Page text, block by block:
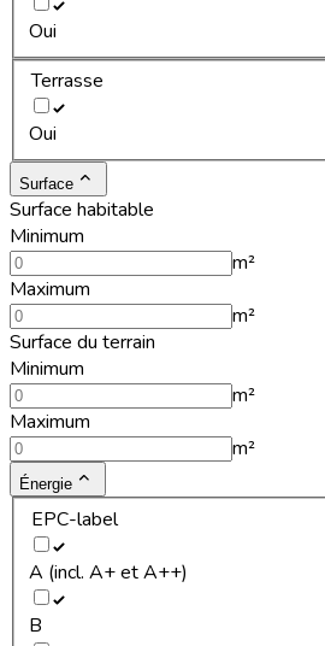
Oui
Terrasse
Oui
Surface
Surface habitable
Minimum
m²
Maximum
m²
Surface du terrain
Minimum
m²
Maximum
m²
Énergie
EPC-label
A (incl. A+ et A++)
B